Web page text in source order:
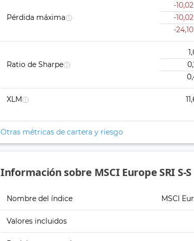
Pérdida máxima
-
-
-
Ratio de Sharpe
XLM
Otras métricas de cartera y riesgo
Información sobre MSCI Europe SRI S-S
Nombre del índice MSCI
Valores incluidos